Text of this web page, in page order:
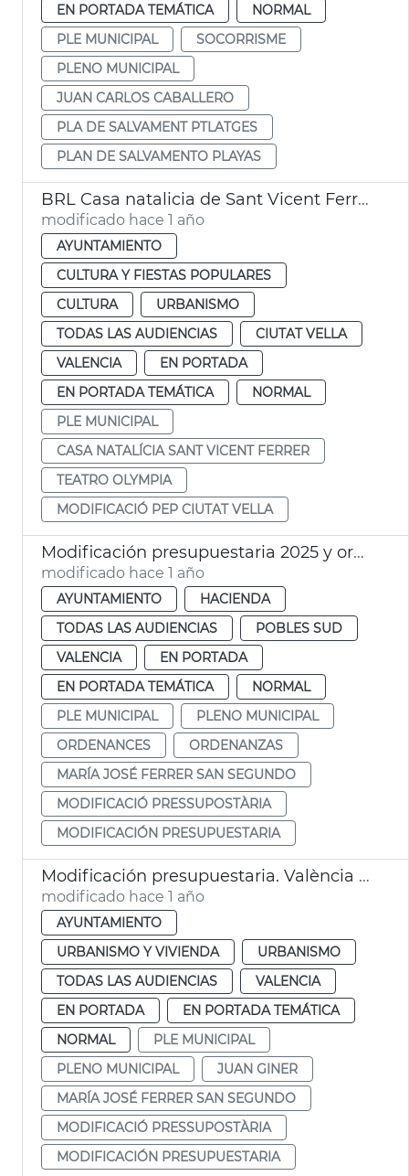
EN PORTADA TEMÁTICA
NORMAL
PLE MUNICIPAL
SOCORRISME
PLENO MUNICIPAL
JUAN CARLOS CABALLERO
PLA DE SALVAMENT PTLATGES
PLAN DE SALVAMENTO PLAYAS
BRL Casa natalicia de Sant Vicent Ferrer
modificado hace 1 año
AYUNTAMIENTO
CULTURA Y FIESTAS POPULARES
CULTURA
URBANISMO
TODAS LAS AUDIENCIAS
CIUTAT VELLA
VALENCIA
EN PORTADA
EN PORTADA TEMÁTICA
NORMAL
PLE MUNICIPAL
CASA NATALÍCIA SANT VICENT FERRER
TEATRO OLYMPIA
MODIFICACIÓ PEP CIUTAT VELLA
Modificación presupuestaria 2025 y ordenanzas dana
modificado hace 1 año
AYUNTAMIENTO
HACIENDA
TODAS LAS AUDIENCIAS
POBLES SUD
VALENCIA
EN PORTADA
EN PORTADA TEMÁTICA
NORMAL
PLE MUNICIPAL
PLENO MUNICIPAL
ORDENANCES
ORDENANZAS
MARÍA JOSÉ FERRER SAN SEGUNDO
MODIFICACIÓ PRESSUPOSTÀRIA
MODIFICACIÓN PRESUPUESTARIA
Modificación presupuestaria. València dana
modificado hace 1 año
AYUNTAMIENTO
URBANISMO Y VIVIENDA
URBANISMO
TODAS LAS AUDIENCIAS
VALENCIA
EN PORTADA
EN PORTADA TEMÁTICA
NORMAL
PLE MUNICIPAL
PLENO MUNICIPAL
JUAN GINER
MARÍA JOSÉ FERRER SAN SEGUNDO
MODIFICACIÓ PRESSUPOSTÀRIA
MODIFICACIÓN PRESUPUESTARIA